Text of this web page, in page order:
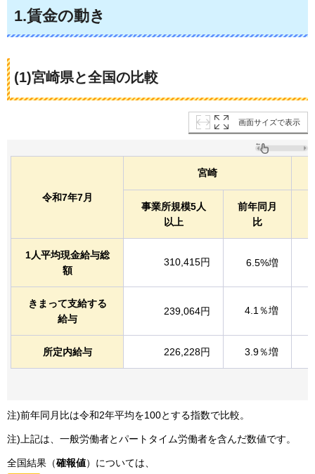
1.賃金の動き
(1)宮崎県と全国の比較
画面サイズで表示
令和7年7月
宮崎
事業所規模5人
以上
前年同月
比
1人平均現金給与総
額
310,415円 6.5%増
きまって支給する
給与
239,064円 4.1％増
所定内給与 226,228円 3.9％増
注)前年同月比は令和2年平均を100とする指数で比較。
注)上記は、一般労働者とパートタイム労働者を含んだ数値です。
全国結果（確報値）については、